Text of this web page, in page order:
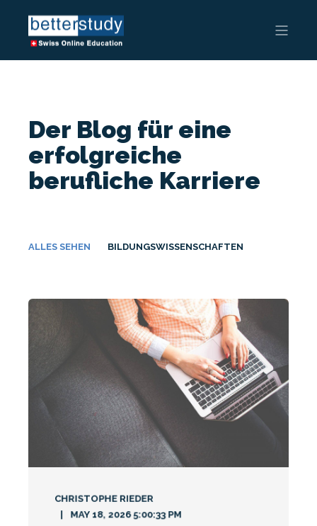
Der Blog für eine
erfolgreiche
berufliche Karriere
ALLES SEHEN BILDUNGSWISSENSCHAFTEN
CHRISTOPHE RIEDER
MAY 18, 2026 5:00:33 PM